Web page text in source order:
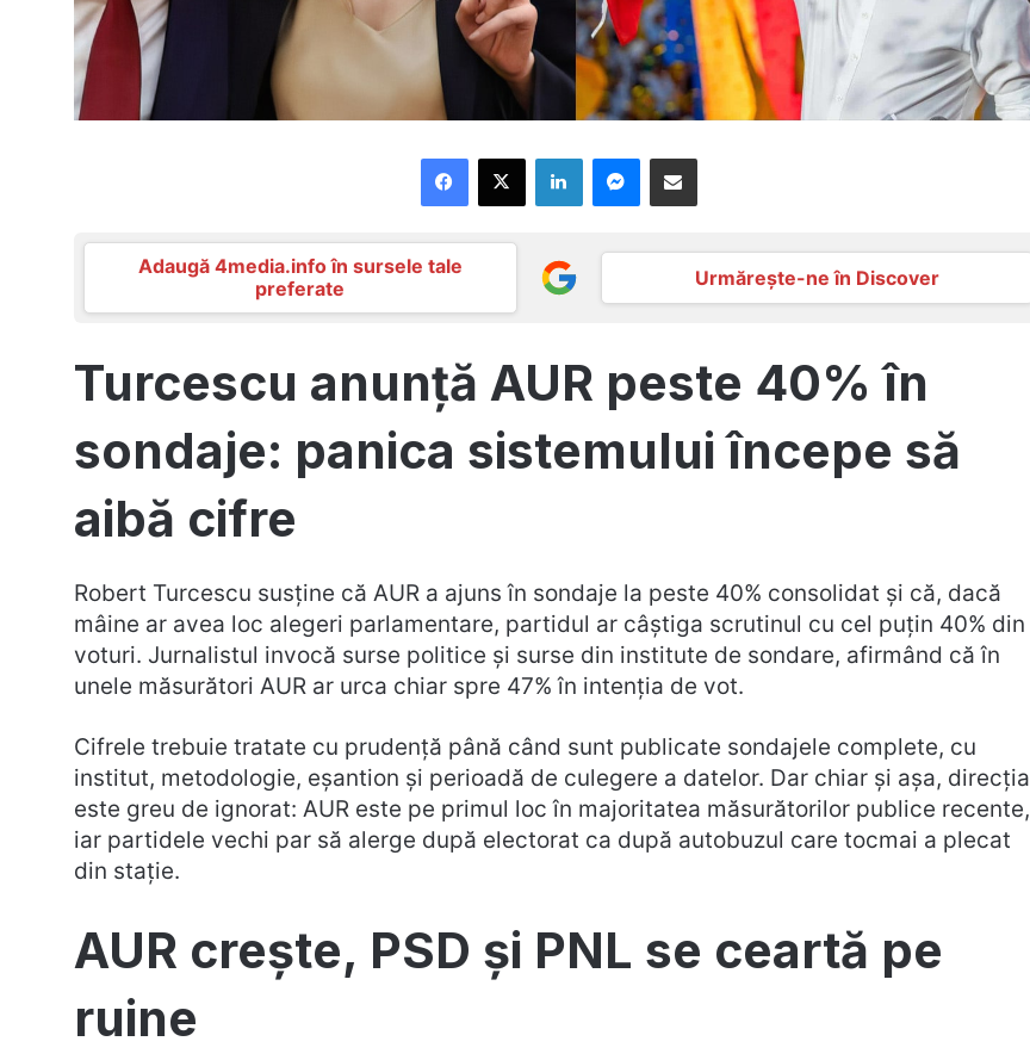
Facebook
X LinkedInMessenger
Distribuie prin mail
Adaugă 4media.info în sursele tale
preferate
Urmărește-ne în Discover
Turcescu anunță AUR peste 40% în
sondaje: panica sistemului începe să
aibă cifre
Robert Turcescu susține că AUR a ajuns în sondaje la peste 40% consolidat și că, dacă
mâine ar avea loc alegeri parlamentare, partidul ar câștiga scrutinul cu cel puțin 40% din
voturi. Jurnalistul invocă surse politice și surse din institute de sondare, afirmând că în
unele măsurători AUR ar urca chiar spre 47% în intenția de vot.
Cifrele trebuie tratate cu prudență până când sunt publicate sondajele complete, cu
institut, metodologie, eșantion și perioadă de culegere a datelor. Dar chiar și așa, direcția
este greu de ignorat: AUR este pe primul loc în majoritatea măsurătorilor publice recente,
iar partidele vechi par să alerge după electorat ca după autobuzul care tocmai a plecat
din stație.
AUR crește, PSD și PNL se ceartă pe
ruine